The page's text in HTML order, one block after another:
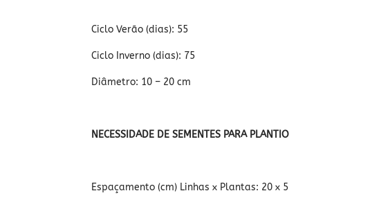
Ciclo Verão (dias): 55
Ciclo Inverno (dias): 75
Diâmetro: 10 – 20 cm
NECESSIDADE DE SEMENTES PARA PLANTIO
Espaçamento (cm) Linhas x Plantas: 20 x 5